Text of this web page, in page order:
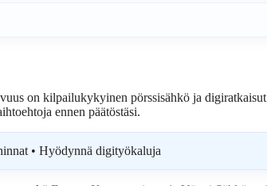
on kilpailukykyinen pörssisähkö ja
ennen päätöstäsi.
• Hyödynnä digityökaluja